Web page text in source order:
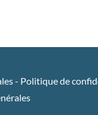
- Politique de